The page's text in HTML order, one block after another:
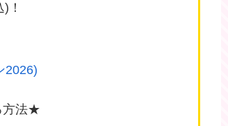
！
2026)
方法★